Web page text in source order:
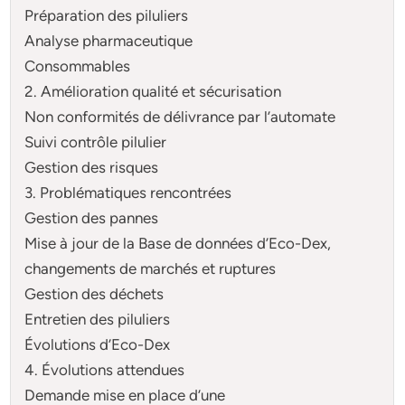
Préparation des piluliers
Analyse pharmaceutique
Consommables
2. Amélioration qualité et sécurisation
Non conformités de délivrance par l’automate
Suivi contrôle pilulier
Gestion des risques
3. Problématiques rencontrées
Gestion des pannes
Mise à jour de la Base de données d’Eco-Dex,
changements de marchés et ruptures
Gestion des déchets
Entretien des piluliers
Évolutions d’Eco-Dex
4. Évolutions attendues
Demande mise en place d’une